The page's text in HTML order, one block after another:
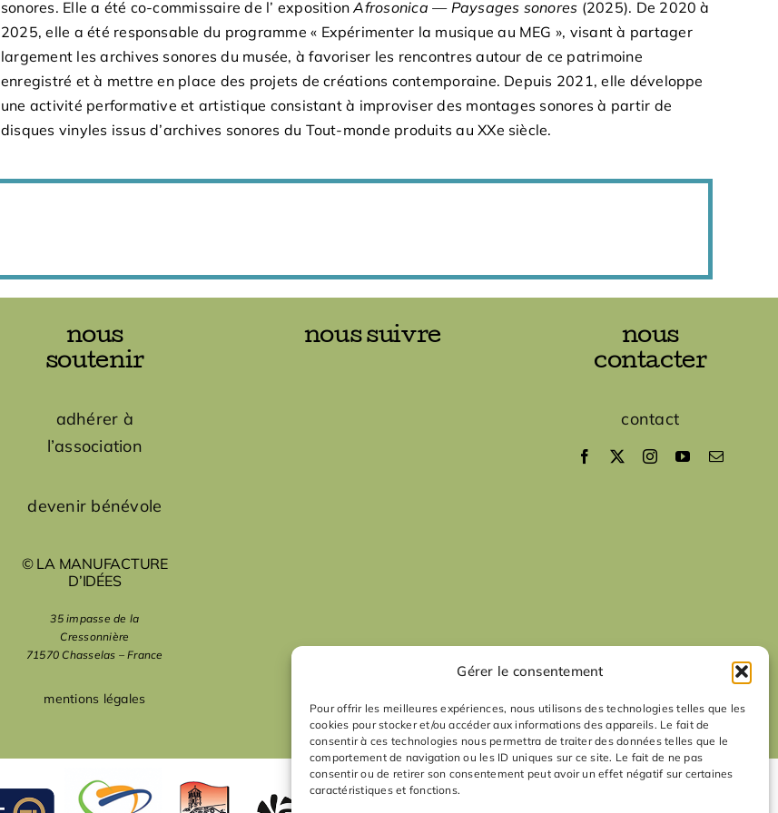
Gérer le consentement
Pour offrir les meilleures expériences, nous utilisons des technologies telles que les
cookies pour stocker et/ou accéder aux informations des appareils. Le fait de
consentir à ces technologies nous permettra de traiter des données telles que le
comportement de navigation ou les ID uniques sur ce site. Le fait de ne pas
consentir ou de retirer son consentement peut avoir un effet négatif sur certaines
caractéristiques et fonctions.
sonores. Elle a été co-commissaire de l’ expositionAfrosonica — Paysages sonores (2025). De 2020 à
2025, elle a été responsable du programme « Expérimenter la musique au MEG », visant à partager
largement les archives sonores du musée, à favoriser les rencontres autour de ce patrimoine
enregistré et à mettre en place des projets de créations contemporaine. Depuis 2021, elle développe
une activité performative et artistique consistant à improviser des montages sonores à partir de
disques vinyles issus d’archives sonores du Tout-monde produits au XXe siècle.
nous
soutenir
adhérer à
l’association
devenir bénévole
© LA MANUFACTURE
D’IDÉES
35 impasse de la
Cressonnière
71570 Chasselas – France
mentions légales
nous suivre
nous
contacter
contact